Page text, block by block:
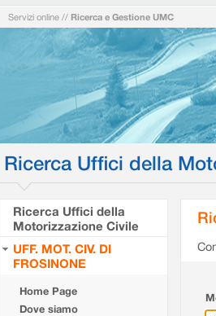
Servizi online // Ricerca e Gestione UMC
Ricerca Uffici della
Ricerca Uffici della
Motorizzazione Civile
UFF. MOT. CIV. DI
FROSINONE
Home Page
Dove siamo